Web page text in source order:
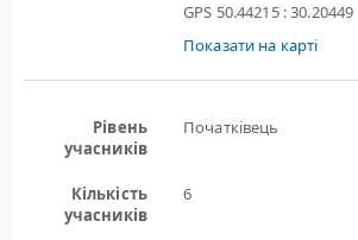
GPS 50.44215 : 30.20449
Показати на карті
Рівень
учасників
Початківець
Кількість
учасників
6